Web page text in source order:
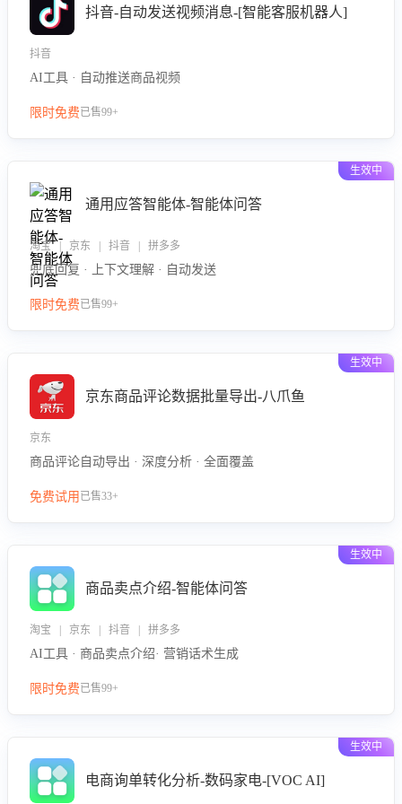
抖音-自动发送视频消息-[智能客服机器人]
抖音
AI工具 · 自动推送商品视频
限时免费已售99+
生效中
通用应答智能体-智能体问答
淘宝 | 京东 | 抖音 | 拼多多
兜底回复 · 上下文理解 · 自动发送
限时免费已售99+
生效中
京东商品评论数据批量导出-八爪鱼
京东
商品评论自动导出 · 深度分析 · 全面覆盖
免费试用 已售33+
生效中
商品卖点介绍-智能体问答
淘宝 | 京东 | 抖音 | 拼多多
AI工具 · 商品卖点介绍· 营销话术生成
限时免费已售99+
生效中
电商询单转化分析-数码家电-[VOC AI]